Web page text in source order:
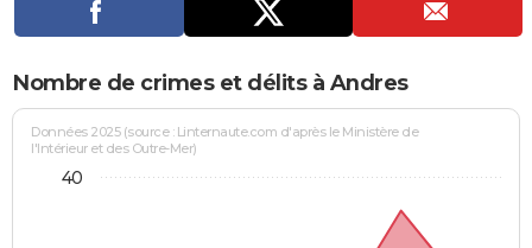
Se connecter
Entreprises
Service militaire
Avis de recherche
AVIS DE DÉCÈS
Bricolage
Lifestyle
Culture
Sport
Auto
Television
Voyage
Cinema
Nombre de crimes et délits à Andres
Données 2025 (source : Linternaute.com d'après le Ministère de
l'Intérieur et des Outre-Mer)
40